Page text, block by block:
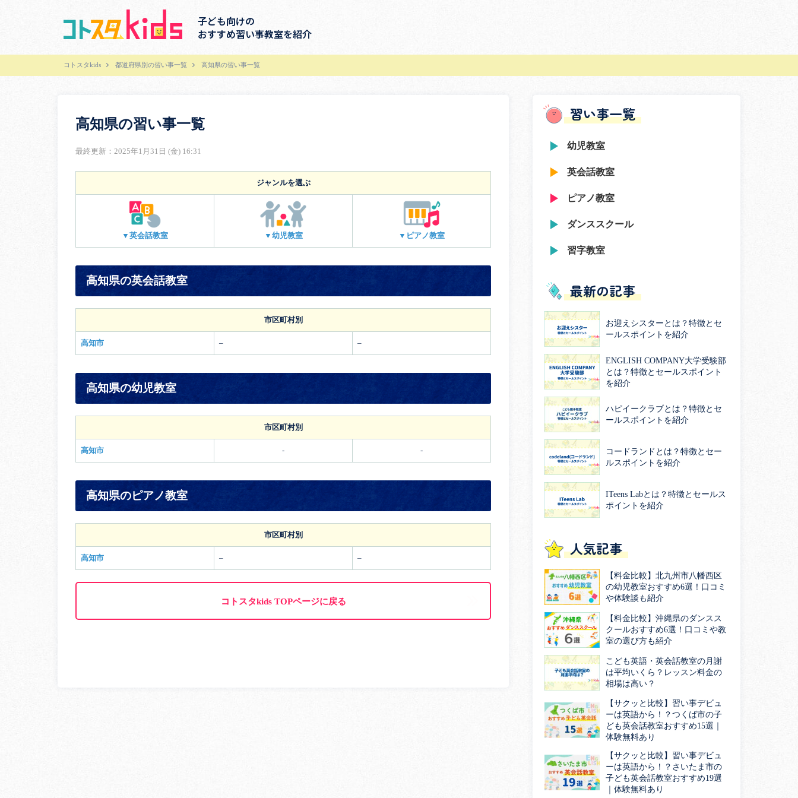
子ども向けの
おすすめ習い事教室を紹介
コトスタkids 都道府県別の習い事一覧 高知県の習い事一覧
高知県の習い事一覧
最終更新：2025年1月31日 (金) 16:31
ジャンルを選ぶ
▼英会話教室 ▼幼児教室 ▼ピアノ教室
高知県の英会話教室
市区町村別
高知市 – –
高知県の幼児教室
市区町村別
高知市 - -
高知県のピアノ教室
市区町村別
高知市 – –
コトスタkids TOPページに戻る
習い事一覧
幼児教室
英会話教室
ピアノ教室
ダンススクール
習字教室
最新の記事
お迎えシスターとは？特徴とセ
ールスポイントを紹介
ENGLISH COMPANY大学受験部
とは？特徴とセールスポイント
を紹介
ハピイークラブとは？特徴とセ
ールスポイントを紹介
コードランドとは？特徴とセー
ルスポイントを紹介
ITeens Labとは？特徴とセールス
ポイントを紹介
人気記事
【料金比較】北九州市八幡西区
の幼児教室おすすめ6選！口コミ
や体験談も紹介
【料金比較】沖縄県のダンスス
クールおすすめ6選！口コミや教
室の選び方も紹介
こども英語・英会話教室の月謝
は平均いくら？レッスン料金の
相場は高い？
【サクッと比較】習い事デビュ
ーは英語から！？つくば市の子
ども英会話教室おすすめ15選｜
体験無料あり
【サクッと比較】習い事デビュ
ーは英語から！？さいたま市の
子ども英会話教室おすすめ19選
｜体験無料あり